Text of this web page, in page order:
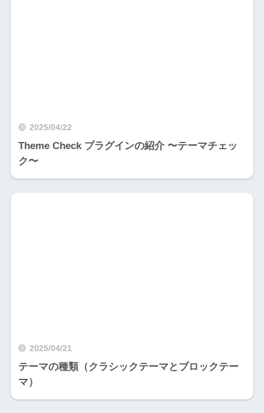
2025/04/22
Theme Check プラグインの紹介 〜テーマチェッ
ク〜
2025/04/21
テーマの種類（クラシックテーマとブロックテー
マ）